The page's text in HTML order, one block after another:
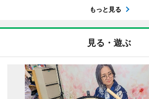
もっと見る
見る・遊ぶ